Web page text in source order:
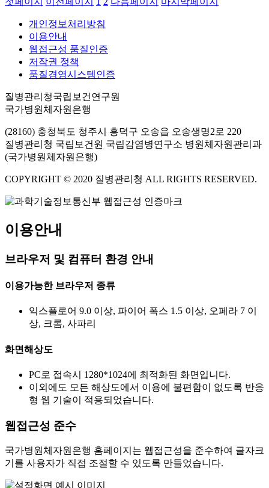
개인정보처리방침
이용안내
웹접근성 품질인증
저작권 정책
품질경영시스템인증
질병관리청국립보건연구원
국가병원체자원은행
(28160) 충청북도 청주시 흥덕구 오송읍 오송생명2로 220
질병관리청 국립보건원 국립감염병연구소 병원체자원관리과
(국가병원체자원은행)
COPYRIGHT © 2020 질병관리청 ALL RIGHTS RESERVED.
이용안내
브라우저 및 컴퓨터 환경 안내
이용가능한 브라우저 종류
익스플로어 9.0 이상, 파이어 폭스 1.5 이상, 오페라 7 이
상, 크롬, 사파리
화면해상도
PC로 접속시 1280*1024에 최적화된 화면입니다.
이외에도 모든 해상도에서 이용에 불편함이 없도록 반응
형 웹 기술이 적용되었습니다.
웹접근성 준수
국가병원체자원은행 홈페이지는 웹접근성을 준수하여 글자크
기를 사용자가 직접 조절할 수 있도록 만들었습니다.